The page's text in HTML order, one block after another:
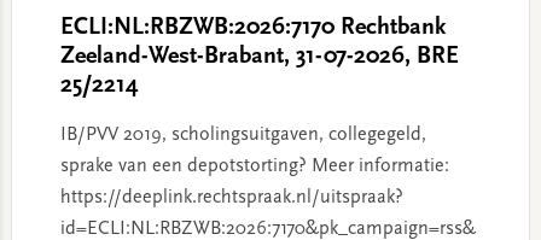
ECLI:NL:RBZWB:2026:7170 Rechtbank
Zeeland-West-Brabant, 31-07-2026, BRE
25/2214
IB/PVV 2019, scholingsuitgaven, collegegeld,
sprake van een depotstorting? Meer informatie:
https://deeplink.rechtspraak.nl/uitspraak?
id=ECLI:NL:RBZWB:2026:7170&pk_campaign=rss&